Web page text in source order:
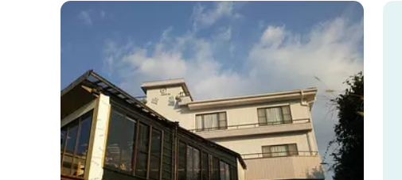
お部屋、3名様から5名様限定のお部屋とあります。
お風呂やトイレは別棟に完備。 国道260号向いには
喫茶食事とちの木では、お食事もでき人気のトンテ...